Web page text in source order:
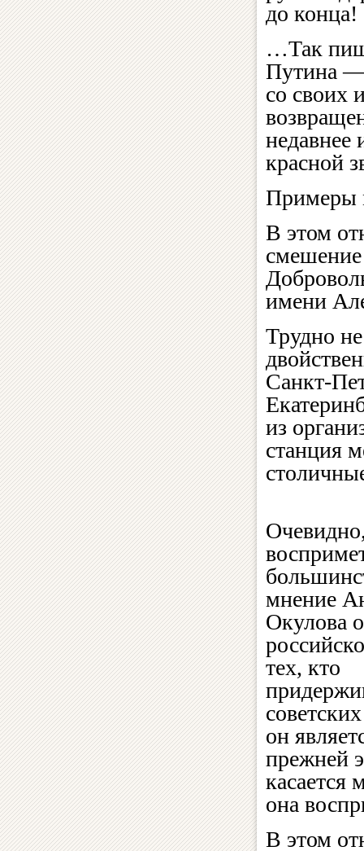
до конца!
…Так
Путина —
со своих
недавнее
красной
Примеры
В этом
имени
Трудно
Санкт-
из
станция
мнение
Окулова
тех, кто
он
прежней
касается
она
В этом